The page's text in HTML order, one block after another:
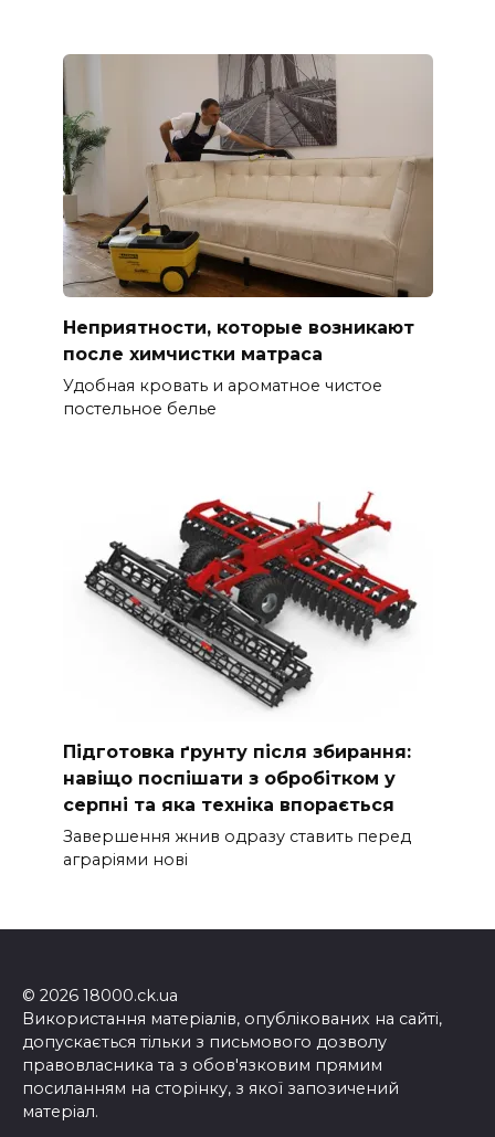
Неприятности, которые возникают
после химчистки матраса
Удобная кровать и ароматное чистое
постельное белье
Підготовка ґрунту після збирання:
навіщо поспішати з обробітком у
серпні та яка техніка впорається
Завершення жнив одразу ставить перед
аграріями нові
© 2026 18000.ck.ua
Використання матеріалів, опублікованих на сайті,
допускається тільки з письмового дозволу
правовласника та з обов'язковим прямим
посиланням на сторінку, з якої запозичений
матеріал.